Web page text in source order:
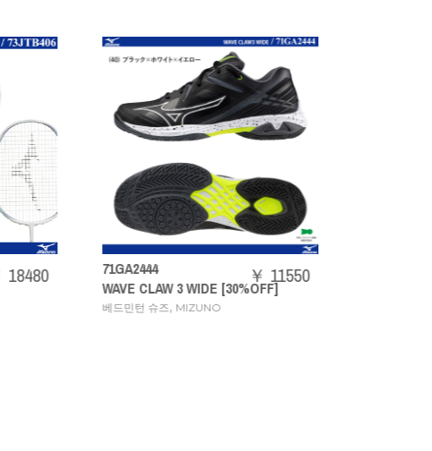
￥ 11550
73JTB403
ACROSPEED3
Badminton racket
￥ 20240